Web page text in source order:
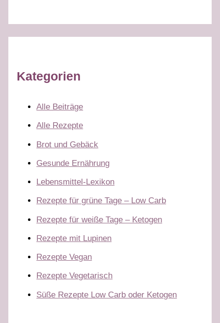
Kategorien
Alle Beiträge
Alle Rezepte
Brot und Gebäck
Gesunde Ernährung
Lebensmittel-Lexikon
Rezepte für grüne Tage – Low Carb
Rezepte für weiße Tage – Ketogen
Rezepte mit Lupinen
Rezepte Vegan
Rezepte Vegetarisch
Süße Rezepte Low Carb oder Ketogen